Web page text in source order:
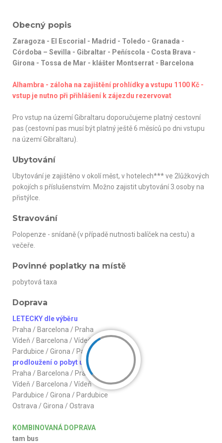
Obecný popis
Zaragoza - El Escorial - Madrid - Toledo - Granada -
Córdoba – Sevilla - Gibraltar - Peňíscola - Costa Brava -
Girona - Tossa de Mar - klášter Montserrat - Barcelona
Alhambra - záloha na zajištění prohlídky a vstupu 1100 Kč -
vstup je nutno při přihlášení k zájezdu rezervovat
Pro vstup na území Gibraltaru doporučujeme platný cestovní
pas (cestovní pas musí být platný ještě 6 měsíců po dni vstupu
na území Gibraltaru).
Ubytování
Ubytování je zajištěno v okolí měst, v hotelech*** ve 2lůžkových
pokojích s příslušenstvím. Možno zajistit ubytování 3.osoby na
přistýlce.
Stravování
Polopenze - snídaně (v případě nutnosti balíček na cestu) a
večeře.
Povinné poplatky na místě
pobytová taxa
Doprava
LETECKY dle výběru
Praha / Barcelona / Praha
Vídeň / Barcelona / Vídeň
Pardubice / Girona / Pardubice
prodloužení o pobyt u moře
Praha / Barcelona / Praha
Vídeň / Barcelona / Vídeň
Pardubice / Girona / Pardubice
Ostrava / Girona / Ostrava
KOMBINOVANÁ DOPRAVA
tam bus